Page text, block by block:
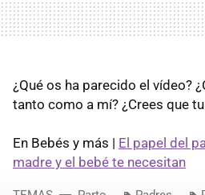
¿Qué os ha parecido el vídeo?
tanto como a mí? ¿Crees que
En Bebés y más | El papel del
madre y el bebé te necesitan